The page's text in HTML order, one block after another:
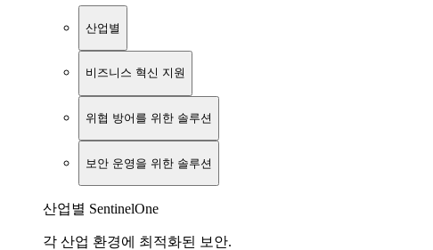
산업별
비즈니스 혁신 지원
위협 방어를 위한 솔루션
보안 운영을 위한 솔루션
산업별 SentinelOne
각 산업 환경에 최적화된 보안.